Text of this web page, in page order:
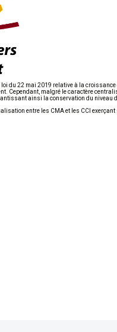
du 22 mai 2019 relative à la
Cependant, malgré le caractère
ainsi la conservation du
entre les CMA et les CCI